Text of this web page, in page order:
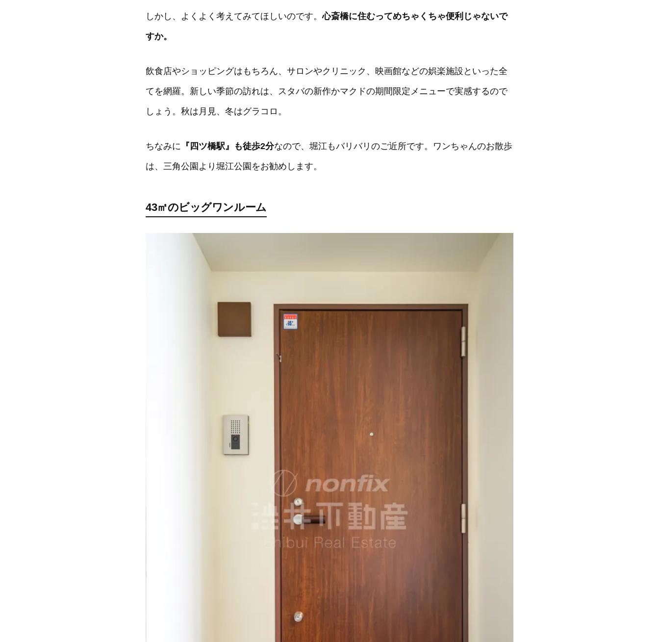
しかし、よくよく考えてみてほしいのです。心斎橋に住むってめちゃくちゃ便利じゃないで
すか。
飲食店やショッピングはもちろん、サロンやクリニック、映画館などの娯楽施設といった全
てを網羅。新しい季節の訪れは、スタバの新作かマクドの期間限定メニューで実感するので
しょう。秋は月見、冬はグラコロ。
ちなみに 『四ツ橋駅』も徒歩2分なので、堀江もバリバリのご近所です。ワンちゃんのお散歩
は、三角公園より堀江公園をお勧めします。
43㎡のビッグワンルーム